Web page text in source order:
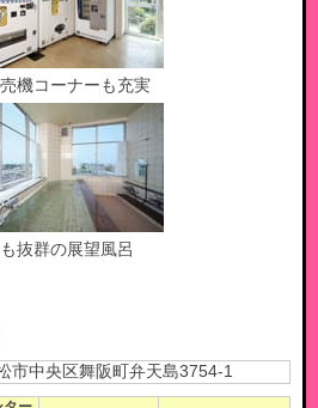
機コーナーも充実
抜群の展望風呂
市中央区舞阪町弁天島3754-1